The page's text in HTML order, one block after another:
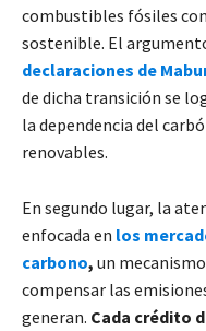
combustibles fósiles
sostenible. El
declaraciones de
de dicha transición se
la dependencia del
renovables.
En segundo lugar, la
enfocada en los
carbono, un
compensar las
generan. Cada crédito